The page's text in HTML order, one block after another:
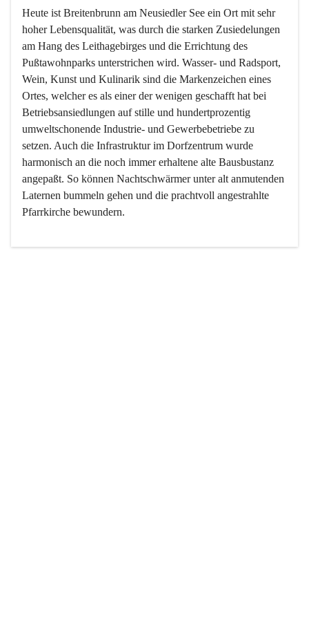
Heute ist Breitenbrunn am Neusiedler See ein Ort mit sehr
hoher Lebensqualität, was durch die starken Zusiedelungen
am Hang des Leithagebirges und die Errichtung des
Pußtawohnparks unterstrichen wird. Wasser- und Radsport,
Wein, Kunst und Kulinarik sind die Markenzeichen eines
Ortes, welcher es als einer der wenigen geschafft hat bei
Betriebsansiedlungen auf stille und hundertprozentig
umweltschonende Industrie- und Gewerbebetriebe zu
setzen. Auch die Infrastruktur im Dorfzentrum wurde
harmonisch an die noch immer erhaltene alte Bausbustanz
angepaßt. So können Nachtschwärmer unter alt anmutenden
Laternen bummeln gehen und die prachtvoll angestrahlte
Pfarrkirche bewundern.
Der Weinbau dominert heute nicht mehr, ist aber integrativer